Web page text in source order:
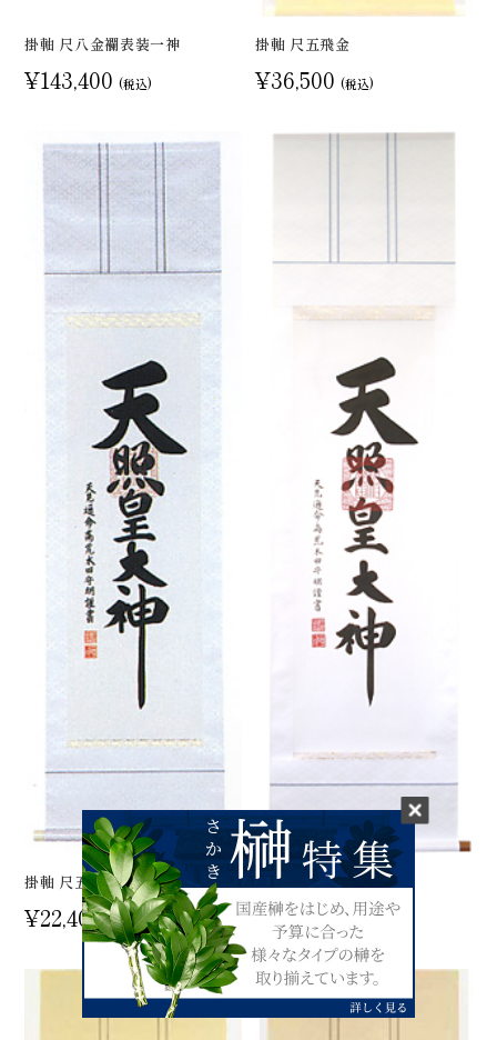
掛軸 尺八金襴表装一神
¥143,400 (税込)
掛軸 尺五飛金
¥36,500 (税込)
掛軸 尺五白緞子一神
¥22,400 (税込)
掛軸 尺五白絹本一神
¥38,700 (税込)